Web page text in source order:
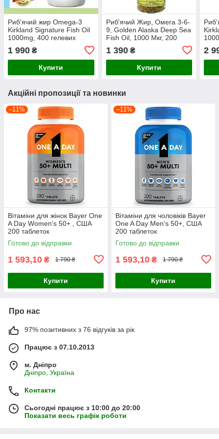
Риб'ячий жир Omega-3
Kirkland Signature Fish Oil
1000mg, 400 гелевих
1 990 ₴
Купити
Риб'ячий Жир, Омега 3-6-
9, Golden Alaska Deep Sea
Fish Oil, 1000 Мкг, 200
1 390₴
Купити
2
Акційні пропозиції та новинки
–11%
Вітаміни для жінок Bayer One
A Day Women's 50+ , США
200 таблеток
Готово до відправки
1 593,10 ₴ 1 790 ₴
Купити
–11%
Вітаміни для чоловіків Bayer
One A Day Men's 50+, США
200 таблеток
Готово до відправки
1 593,10 ₴ 1 790 ₴
Купити
Про нас
97% позитивних з 76 відгуків за рік
Працює з 07.10.2013
м. Дніпро
Дніпро, Україна
Контакти
Сьогодні працює з 10:00 до 20:00
Показати весь графік роботи